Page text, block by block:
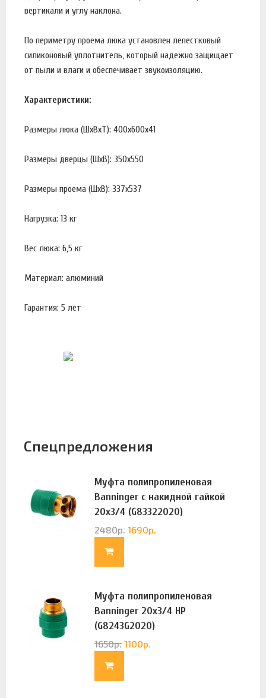
вертикали и углу наклона.
По периметру проема люка установлен лепестковый
силиконовый уплотнитель, который надежно защищает
от пыли и влаги и обеспечивает звукоизоляцию.
Характеристики:
Размеры люка (ШхВхТ): 400х600х41
Размеры дверцы (ШхВ): 350х550
Размеры проема (ШхВ): 337х537
Нагрузка: 13 кг
Вес люка: 6,5 кг
Материал: алюминий
Гарантия: 5 лет
Спецпредложения
Муфта полипропиленовая
Banninger с накидной гайкой
20х3/4 (G83322020)
2480р. 1690р.
Муфта полипропиленовая
Banninger 20х3/4 НР
(G8243G2020)
1650р. 1100р.